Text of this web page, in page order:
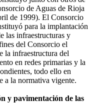
de Aguas de Rioja
de 1999). El Consorcio
para la implantación
las infraestructuras y
del Consorcio el
la infraestructura del
en redes primarias y la
todo ello en
a la normativa vigente.
y pavimentación de las